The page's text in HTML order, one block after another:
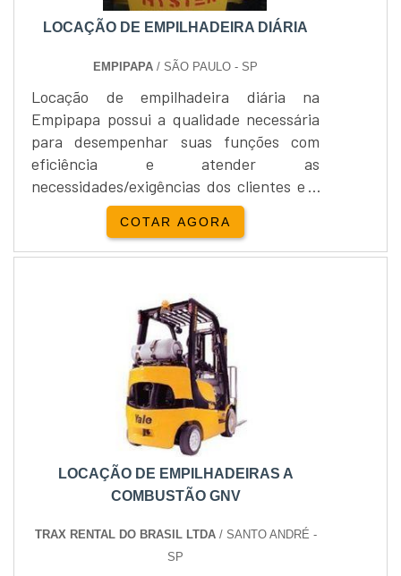
condições comerciais flexíveis e pós-
venda completo.
LOCAÇÃO DE EMPILHADEIRA DIÁRIA
EMPIPAPA / SÃO PAULO - SP
Locação de empilhadeira diária na
Empipapa possui a qualidade necessária
para desempenhar suas funções com
eficiência e atender as
necessidades/exigências dos clientes e a
demanda do mercado. Com a equipe
experiente da Empipapa, a garantia de
qualidade é evidente e isto pode ser
rápida.Como adquirir a qualidade da
Locação de empilhadeira diária?Confira a
qualidade da Locação de empilhadeira
diária por meio....
COTAR AGORA
LOCAÇÃO DE EMPILHADEIRAS A
COMBUSTÃO GNV
TRAX RENTAL DO BRASIL LTDA/ SANTO ANDRÉ -
SP